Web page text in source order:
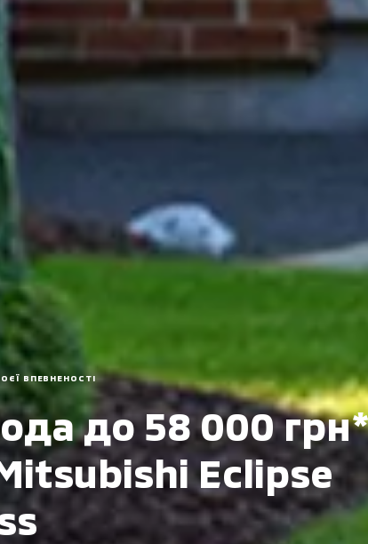
ВПЕВНЕНОСТІ
до 58 000 грн*
Eclipse